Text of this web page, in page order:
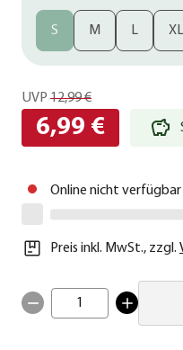
S M L XL
UVP 12,99 €
6,99 €
Online nicht verfügbar
Preis inkl. MwSt., zzgl.
1